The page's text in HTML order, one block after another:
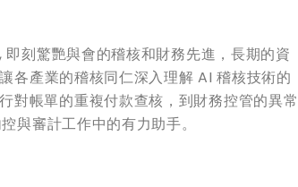
刻驚艷與會的稽核和財務先進，長期的資
各產業的稽核同仁深入理解 AI 稽核技術的
對帳單的重複付款查核，到財務控管的異常
與審計工作中的有力助手。